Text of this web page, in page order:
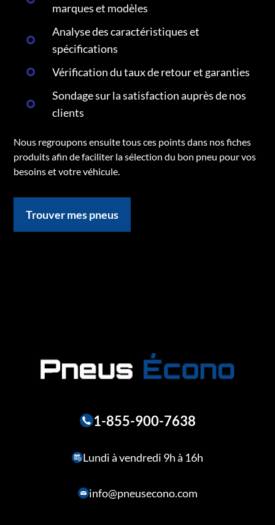
marques et modèles
Analyse des caractéristiques et
spécifications
Vérification du taux de retour et garanties
Sondage sur la satisfaction auprès de nos
clients
Nous regroupons ensuite tous ces points dans nos fiches
produits afin de faciliter la sélection du bon pneu pour vos
besoins et votre véhicule.
Trouver mes pneus
1-855-900-7638
Lundi à vendredi 9h à 16h
info@pneusecono.com